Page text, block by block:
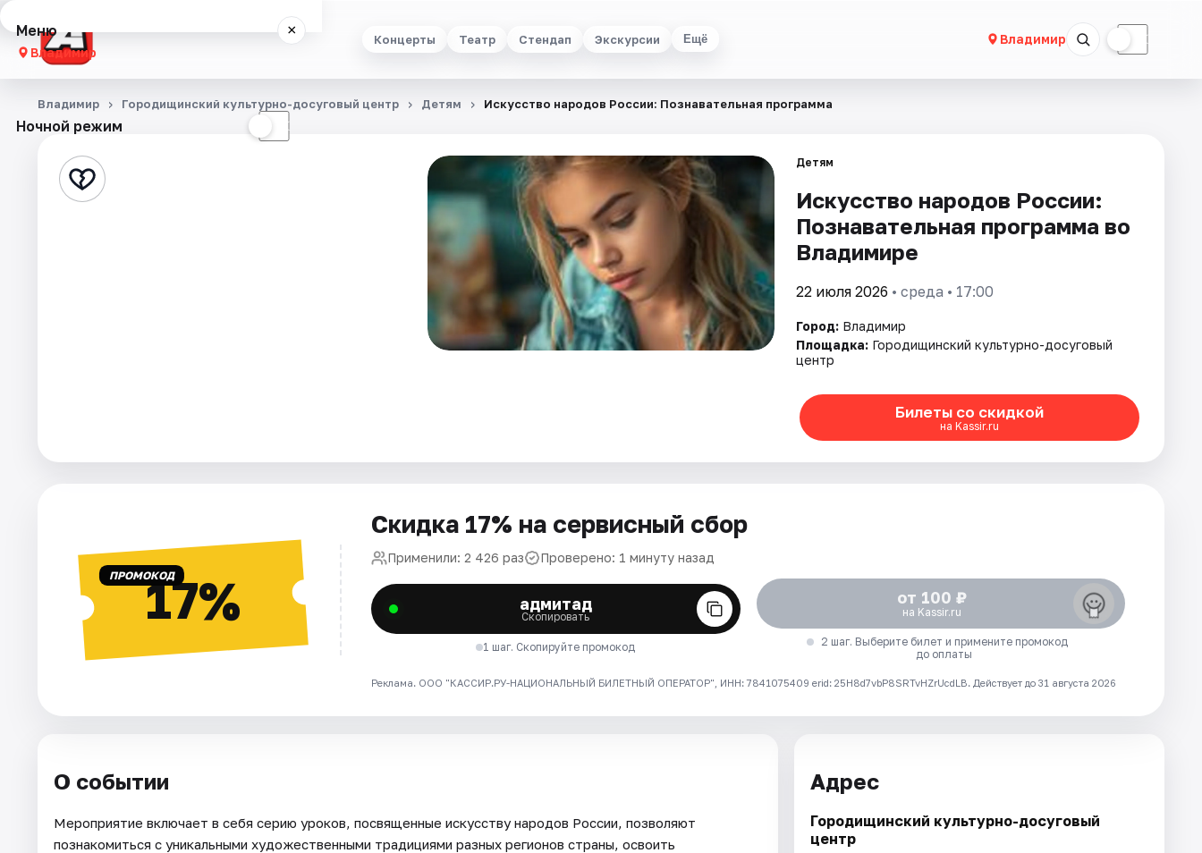
Концерты Театр Стендап Экскурсии Ещё Владимир ☾
Меню ×
Владимир
Концерты
Стендап
Ночной режим ☾
Владимир Городищинский культурно-досуговый центр Детям Искусство народов России: Познавательная программа
Детям
Искусство народов России:
Познавательная программа во
Владимире
22 июля 2026 • среда • 17:00
Город: Владимир
Площадка: Городищинский культурно-досуговый
центр
Билеты со скидкой
на Kassir.ru
ПРОМОКОД17%
Скидка 17% на сервисный сбор
Применили: 2 426 раз Проверено: 1 минуту назад
адмитад
Скопировать
1 шаг. Скопируйте промокод
от 100 ₽
на Kassir.ru
2 шаг. Выберите билет и примените промокод
до оплаты
Реклама. ООО "КАССИР.РУ-НАЦИОНАЛЬНЫЙ БИЛЕТНЫЙ ОПЕРАТОР", ИНН: 7841075409 erid: 25H8d7vbP8SRTvHZrUcdLB. Действует до 31 августа 2026
О событии
Мероприятие включает в себя серию уроков, посвященные искусству народов России, позволяют
познакомиться с уникальными художественными традициями разных регионов страны, освоить
Адрес
Городищинский культурно-досуговый
центр